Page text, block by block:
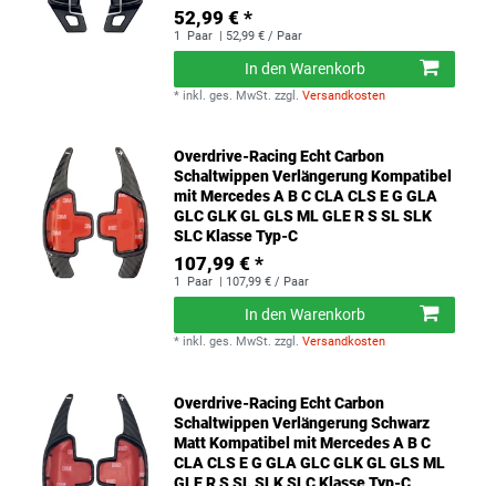
52,99 € *
1 Paar | 52,99 € / Paar
In den Warenkorb
* inkl. ges. MwSt. zzgl.Versandkosten
Overdrive-Racing Echt Carbon
Schaltwippen Verlängerung Kompatibel
mit Mercedes A B C CLA CLS E G GLA
GLC GLK GL GLS ML GLE R S SL SLK
SLC Klasse Typ-C
107,99 € *
1 Paar | 107,99 € / Paar
In den Warenkorb
* inkl. ges. MwSt. zzgl.Versandkosten
Overdrive-Racing Echt Carbon
Schaltwippen Verlängerung Schwarz
Matt Kompatibel mit Mercedes A B C
CLA CLS E G GLA GLC GLK GL GLS ML
GLE R S SL SLK SLC Klasse Typ-C